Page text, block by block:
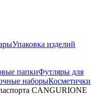
Упаковка изделий
папкиФутляры для
наборыКосметички
CANGURIONE